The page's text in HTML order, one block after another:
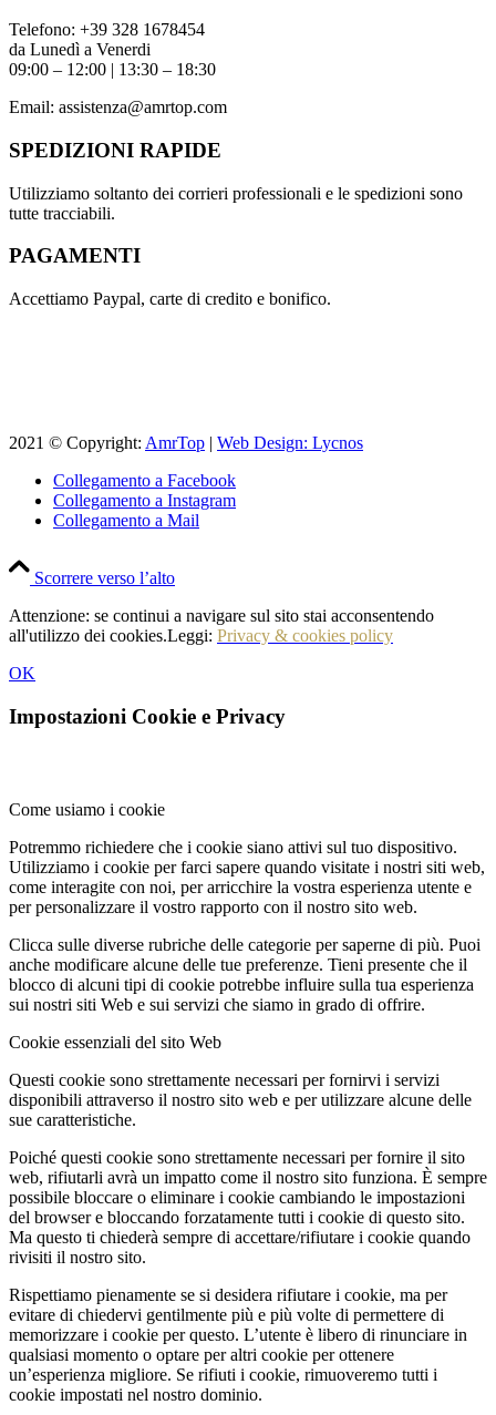
Telefono: +39 328 1678454
da Lunedì a Venerdi
09:00 – 12:00 | 13:30 – 18:30
Email: assistenza@amrtop.com
SPEDIZIONI RAPIDE
Utilizziamo soltanto dei corrieri professionali e le spedizioni sono
tutte tracciabili.
PAGAMENTI
Accettiamo Paypal, carte di credito e bonifico.
2021 © Copyright: AmrTop | Web Design: Lycnos
Collegamento a Facebook
Collegamento a Instagram
Collegamento a Mail
Scorrere verso l’alto
Attenzione: se continui a navigare sul sito stai acconsentendo
all'utilizzo dei cookies.Leggi: Privacy & cookies policy
OK
Impostazioni Cookie e Privacy
Come usiamo i cookie
Potremmo richiedere che i cookie siano attivi sul tuo dispositivo.
Utilizziamo i cookie per farci sapere quando visitate i nostri siti web,
come interagite con noi, per arricchire la vostra esperienza utente e
per personalizzare il vostro rapporto con il nostro sito web.
Clicca sulle diverse rubriche delle categorie per saperne di più. Puoi
anche modificare alcune delle tue preferenze. Tieni presente che il
blocco di alcuni tipi di cookie potrebbe influire sulla tua esperienza
sui nostri siti Web e sui servizi che siamo in grado di offrire.
Cookie essenziali del sito Web
Questi cookie sono strettamente necessari per fornirvi i servizi
disponibili attraverso il nostro sito web e per utilizzare alcune delle
sue caratteristiche.
Poiché questi cookie sono strettamente necessari per fornire il sito
web, rifiutarli avrà un impatto come il nostro sito funziona. È sempre
possibile bloccare o eliminare i cookie cambiando le impostazioni
del browser e bloccando forzatamente tutti i cookie di questo sito.
Ma questo ti chiederà sempre di accettare/rifiutare i cookie quando
rivisiti il nostro sito.
Rispettiamo pienamente se si desidera rifiutare i cookie, ma per
evitare di chiedervi gentilmente più e più volte di permettere di
memorizzare i cookie per questo. L’utente è libero di rinunciare in
qualsiasi momento o optare per altri cookie per ottenere
un’esperienza migliore. Se rifiuti i cookie, rimuoveremo tutti i
cookie impostati nel nostro dominio.